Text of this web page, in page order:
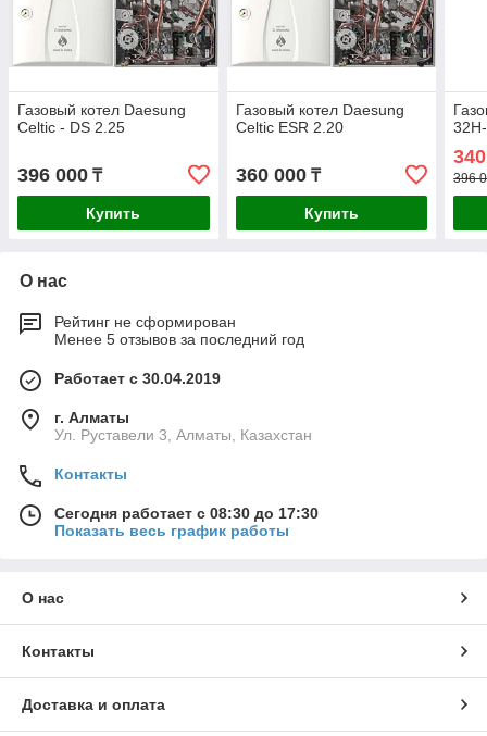
Газовый котел Daesung
Celtic - DS 2.25
396 000 ₸
Купить
Газовый котел Daesung
Celtic ESR 2.20
360 000₸
Купить
396
О нас
Рейтинг не сформирован
Менее 5 отзывов за последний год
Работает с 30.04.2019
г. Алматы
Ул. Руставели 3, Алматы, Казахстан
Контакты
Сегодня работает с 08:30 до 17:30
Показать весь график работы
О нас
Контакты
Доставка и оплата